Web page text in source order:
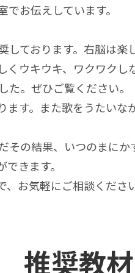
お伝えしています。
ております。右脳は
ウキウキ、ワクワクし
。ぜひご覧ください。
す。また歌をうたいな
の結果、いつのまに
きます。
お気軽にご相談くださ
推奨教材